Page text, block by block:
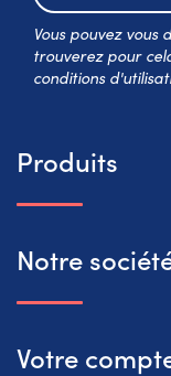
Vous pouvez vous
trouverez pour
conditions
Produits
Notre
Votre